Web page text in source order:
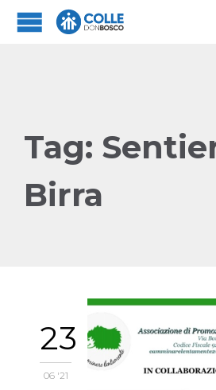
Tag:
Birra
23
06 '21